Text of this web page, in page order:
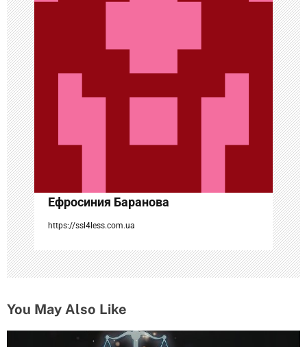
я
п
о
з
а
п
и
с
я
м
Ефросиния Баранова
https://ssl4less.com.ua
You May Also Like